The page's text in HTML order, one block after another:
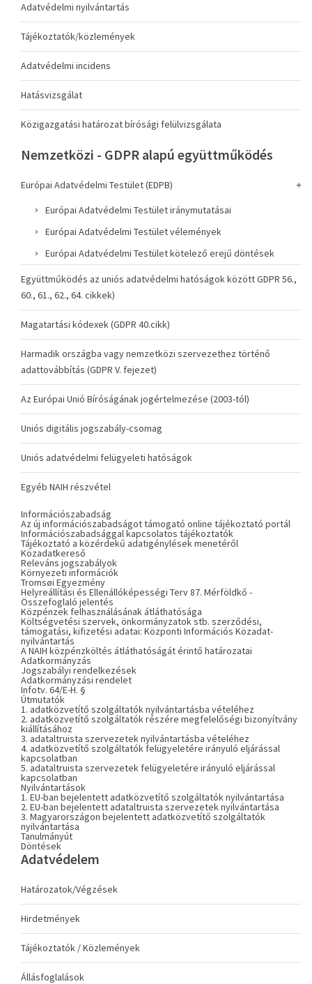
Adatvédelmi nyilvántartás
Tájékoztatók/közlemények
Adatvédelmi incidens
Hatásvizsgálat
Közigazgatási határozat bírósági felülvizsgálata
Nemzetközi - GDPR alapú együttműködés
Európai Adatvédelmi Testület (EDPB)
Európai Adatvédelmi Testület iránymutatásai
Európai Adatvédelmi Testület vélemények
Európai Adatvédelmi Testület kötelező erejű döntések
Együttműködés az uniós adatvédelmi hatóságok között GDPR 56.,
60., 61., 62., 64. cikkek)
Magatartási kódexek (GDPR 40.cikk)
Harmadik országba vagy nemzetközi szervezethez történő
adattovábbítás (GDPR V. fejezet)
Az Európai Unió Bíróságának jogértelmezése (2003-tól)
Uniós digitális jogszabály-csomag
Uniós adatvédelmi felügyeleti hatóságok
Egyéb NAIH részvétel
Információszabadság
Az új információszabadságot támogató online tájékoztató portál
Információszabadsággal kapcsolatos tájékoztatók
Tájékoztató a közérdekű adatigénylések menetéről
Közadatkereső
Releváns jogszabályok
Környezeti információk
Tromsøi Egyezmény
Helyreállítási és Ellenállóképességi Terv 87. Mérföldkő -
Összefoglaló jelentés
Közpénzek felhasználásának átláthatósága
Költségvetési szervek, önkormányzatok stb. szerződési,
támogatási, kifizetési adatai: Központi Információs Közadat-
nyilvántartás
A NAIH közpénzköltés átláthatóságát érintő határozatai
Adatkormányzás
Jogszabályi rendelkezések
Adatkormányzási rendelet
Infotv. 64/E-H. §
Útmutatók
1. adatközvetítő szolgáltatók nyilvántartásba vételéhez
2. adatközvetítő szolgáltatók részére megfelelőségi bizonyítvány
kiállításához
3. adataltruista szervezetek nyilvántartásba vételéhez
4. adatközvetítő szolgáltatók felügyeletére irányuló eljárással
kapcsolatban
5. adataltruista szervezetek felügyeletére irányuló eljárással
kapcsolatban
Nyilvántartások
1. EU-ban bejelentett adatközvetítő szolgáltatók nyilvántartása
2. EU-ban bejelentett adataltruista szervezetek nyilvántartása
3. Magyarországon bejelentett adatközvetítő szolgáltatók
nyilvántartása
Tanulmányút
Döntések
Adatvédelem
Határozatok/Végzések
Hirdetmények
Tájékoztatók / Közlemények
Állásfoglalások